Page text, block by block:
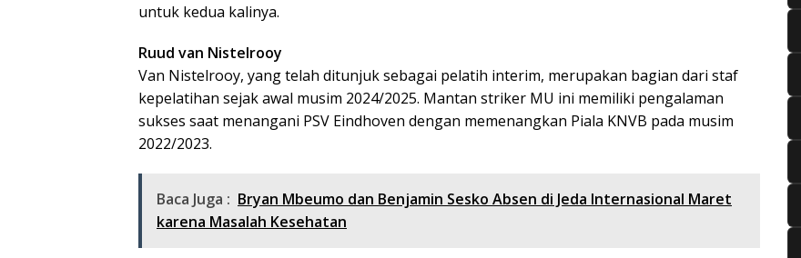
untuk kedua kalinya.
Ruud van Nistelrooy
Van Nistelrooy, yang telah ditunjuk sebagai pelatih interim, merupakan bagian dari staf
kepelatihan sejak awal musim 2024/2025. Mantan striker MU ini memiliki pengalaman
sukses saat menangani PSV Eindhoven dengan memenangkan Piala KNVB pada musim
2022/2023.
Baca Juga : Bryan Mbeumo dan Benjamin Sesko Absen di Jeda Internasional Maret
karena Masalah Kesehatan